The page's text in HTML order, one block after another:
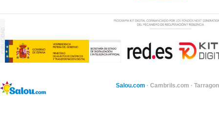
Salou.com · Cambrils.com ·